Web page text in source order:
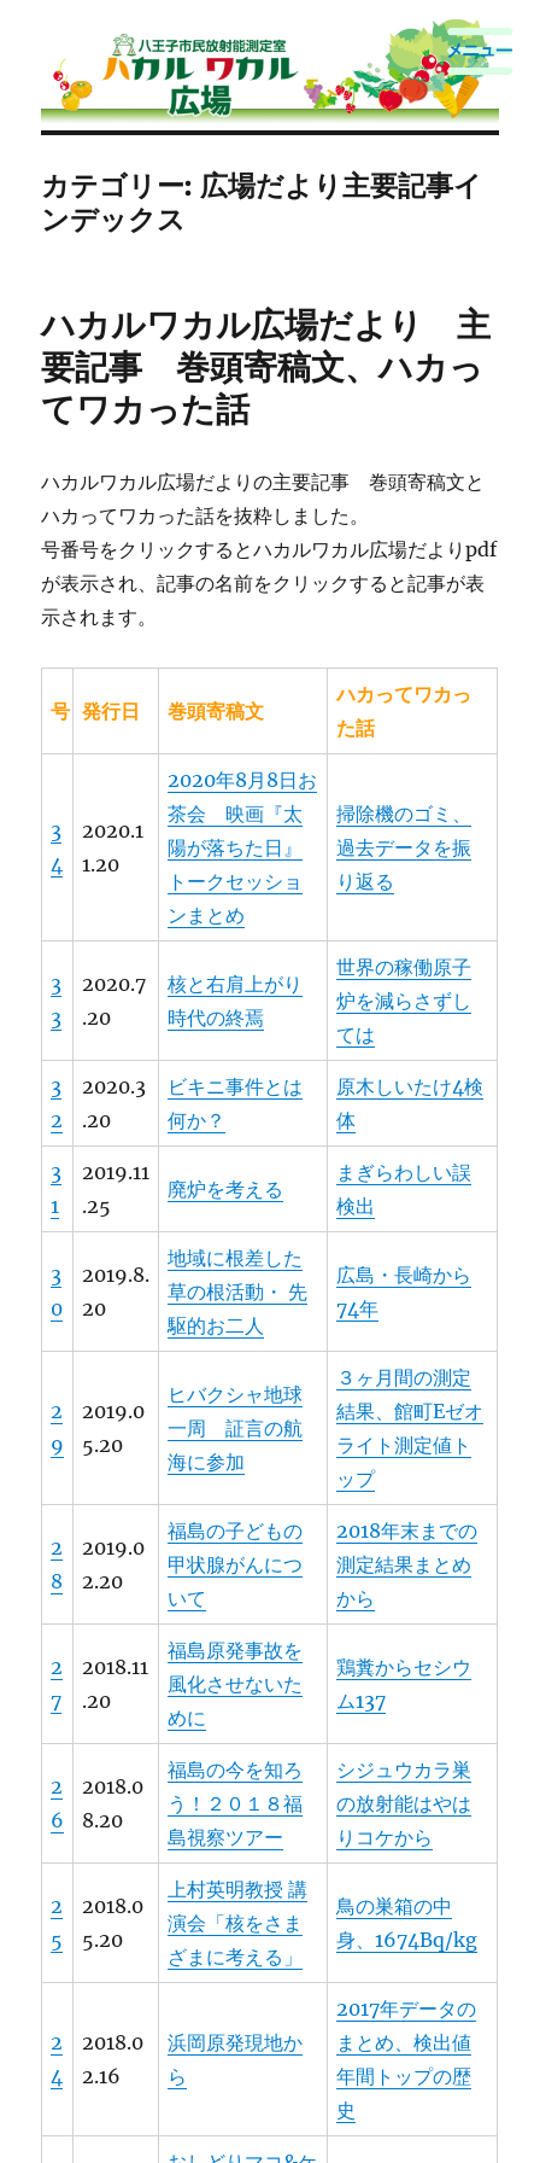
カテゴリー: 広場だより主要記事イ
ンデックス
ハカルワカル広場だより 主
要記事 巻頭寄稿文、ハカっ
てワカった話
ハカルワカル広場だよりの主要記事 巻頭寄稿文と
ハカってワカった話を抜粋しました。
号番号をクリックするとハカルワカル広場だよりpdf
が表示され、記事の名前をクリックすると記事が表
示されます。
号 発行日 巻頭寄稿文
ハカってワカっ
た話
3
4
2020.1
1.20
2020年8月8日お
茶会 映画『太
陽が落ちた日』
トークセッショ
ンまとめ
掃除機のゴミ、
過去データを振
り返る
3
3
2020.7
.20
核と右肩上がり
時代の終焉
世界の稼働原子
炉を減らさずし
ては
3
2
2020.3
.20
ビキニ事件とは
何か？
原木しいたけ4検
体
3
1
2019.11
.25
廃炉を考える
まぎらわしい誤
検出
3
0
2019.8.
20
地域に根差した
草の根活動・ 先
駆的お二人
広島・長崎から
74年
2
9
2019.0
5.20
ヒバクシャ地球
一周 証言の航
海に参加
３ヶ月間の測定
結果、館町Eゼオ
ライト測定値ト
ップ
2
8
2019.0
2.20
福島の子どもの
甲状腺がんにつ
いて
2018年末までの
測定結果まとめ
から
2
7
2018.11
.20
福島原発事故を
風化させないた
めに
鶏糞からセシウ
ム137
2
6
2018.0
8.20
福島の今を知ろ
う！２０１８福
島視察ツアー
シジュウカラ巣
の放射能はやは
りコケから
2
5
2018.0
5.20
上村英明教授 講
演会「核をさま
ざまに考える」
鳥の巣箱の中
身、1674Bq/kg
2
4
2018.0
2.16
浜岡原発現地か
ら
2017年データの
まとめ、検出値
年間トップの歴
史